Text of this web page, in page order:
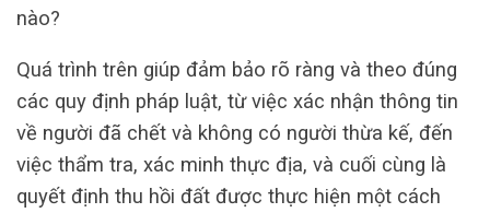
nào?
Quá trình trên giúp đảm bảo rõ ràng và theo đúng
các quy định pháp luật, từ việc xác nhận thông tin
về người đã chết và không có người thừa kế, đến
việc thẩm tra, xác minh thực địa, và cuối cùng là
quyết định thu hồi đất được thực hiện một cách